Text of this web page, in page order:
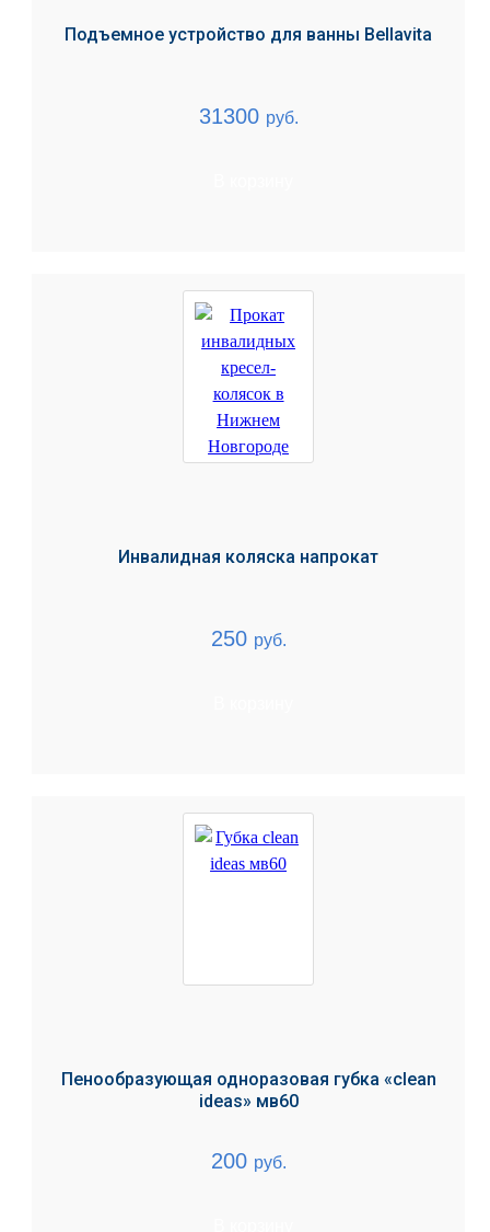
Подъемное устройство для ванны Bellavita
31300 руб.
Инвалидная коляска напрокат
250 руб.
Пенообразующая одноразовая губка «clean
ideas» мв60
200 руб.